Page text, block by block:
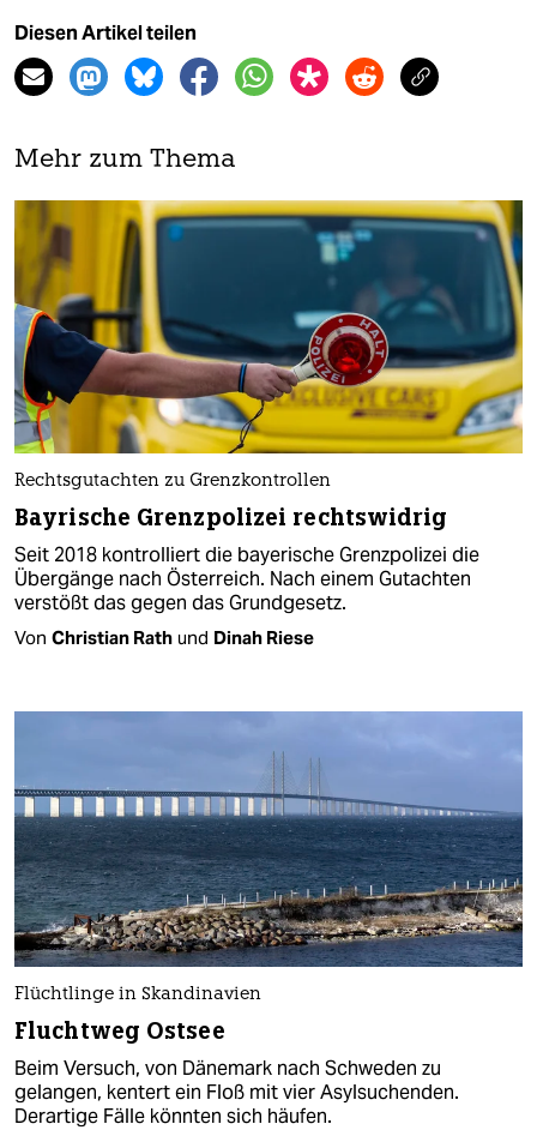
Diesen Artikel teilen
Mehr zum Thema
Rechtsgutachten zu Grenzkontrollen
Bayrische Grenzpolizei rechtswidrig
Seit 2018 kontrolliert die bayerische Grenzpolizei die
Übergänge nach Österreich. Nach einem Gutachten
verstößt das gegen das Grundgesetz.
Von Christian Rath und Dinah Riese
Flüchtlinge in Skandinavien
Fluchtweg Ostsee
Beim Versuch, von Dänemark nach Schweden zu
gelangen, kentert ein Floß mit vier Asylsuchenden.
Derartige Fälle könnten sich häufen.